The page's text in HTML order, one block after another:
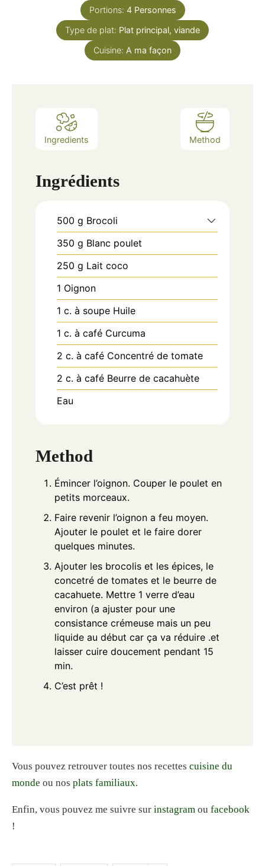
Portions: 4 Personnes
Type de plat: Plat principal, viande
Cuisine: A ma façon
Ingredients Method
Ingrédients
500 g Brocoli
350 g Blanc poulet
250 g Lait coco
1 Oignon
1 c. à soupe Huile
1 c. à café Curcuma
2 c. à café Concentré de tomate
2 c. à café Beurre de cacahuète
Eau
Method
Émincer l’oignon. Couper le poulet en
petits morceaux.
Faire revenir l’oignon a feu moyen.
Ajouter le poulet et le faire dorer
quelques minutes.
Ajouter les brocolis et les épices, le
concetré de tomates et le beurre de
cacahuete. Mettre 1 verre d’eau
environ (a ajuster pour une
consistance crémeuse mais un peu
liquide au début car ça va réduire .et
laisser cuire doucement pendant 15
min.
C’est prêt !
Vous pouvez retrouver toutes nos recettes cuisine du
monde ou nos plats familiaux.
Enfin, vous pouvez me suivre sur instagram ou facebook
!